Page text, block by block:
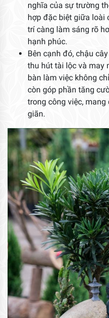
nghĩa của sự trường
hợp đặc biệt giữa loài
trí càng làm sáng rõ
hạnh phúc.
Bên cạnh đó, chậu
thu hút tài lộc và may
bàn làm việc không
còn góp phần tăng
trong công việc,
giãn.